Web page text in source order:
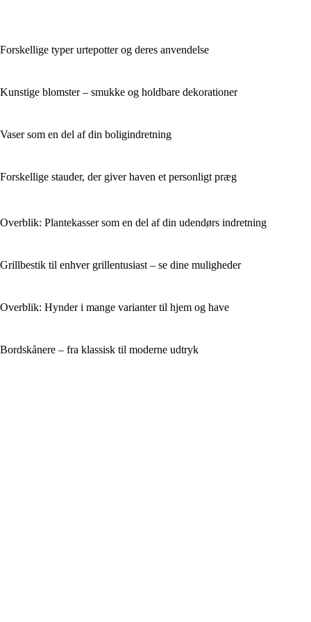
Forskellige typer urtepotter og deres anvendelse
Kunstige blomster – smukke og holdbare dekorationer
Vaser som en del af din boligindretning
Forskellige stauder, der giver haven et personligt præg
Overblik: Plantekasser som en del af din udendørs indretning
Grillbestik til enhver grillentusiast – se dine muligheder
Overblik: Hynder i mange varianter til hjem og have
Bordskånere – fra klassisk til moderne udtryk